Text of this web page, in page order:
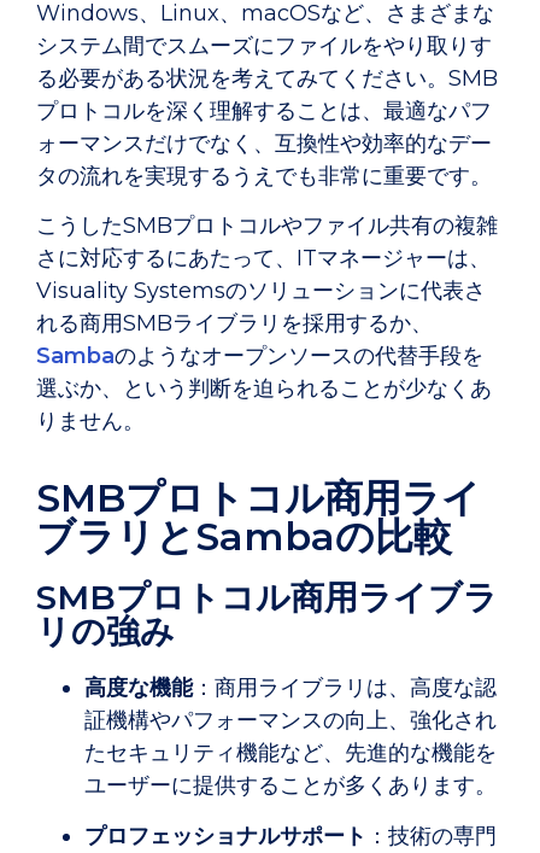
Windows、Linux、macOSなど、さまざまな
システム間でスムーズにファイルをやり取りす
る必要がある状況を考えてみてください。SMB
プロトコルを深く理解することは、最適なパフ
ォーマンスだけでなく、互換性や効率的なデー
タの流れを実現するうえでも非常に重要です。
こうしたSMBプロトコルやファイル共有の複雑
さに対応するにあたって、ITマネージャーは、
Visuality Systemsのソリューションに代表さ
れる商用SMBライブラリを採用するか、
Sambaのようなオープンソースの代替手段を
選ぶか、という判断を迫られることが少なくあ
りません。
SMBプロトコル商用ライ
ブラリとSambaの比較
SMBプロトコル商用ライブラ
リの強み
高度な機能：商用ライブラリは、高度な認
証機構やパフォーマンスの向上、強化され
たセキュリティ機能など、先進的な機能を
ユーザーに提供することが多くあります。
プロフェッショナルサポート ：技術の専門